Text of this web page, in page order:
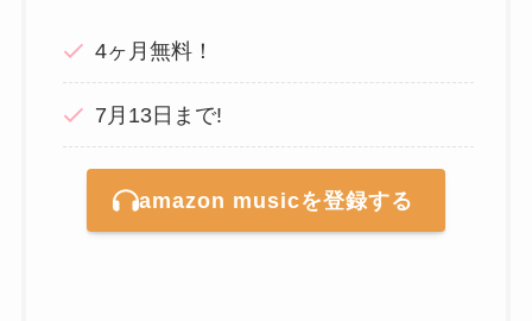
4ヶ月無料！
7月13日まで!
amazon musicを登録する